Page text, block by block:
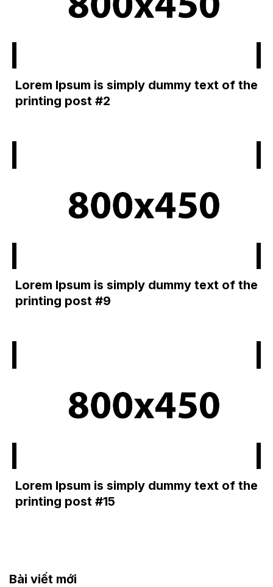
Lorem Ipsum is simply dummy text of the
printing post #2
Lorem Ipsum is simply dummy text of the
printing post #9
Lorem Ipsum is simply dummy text of the
printing post #15
Bài viết mới